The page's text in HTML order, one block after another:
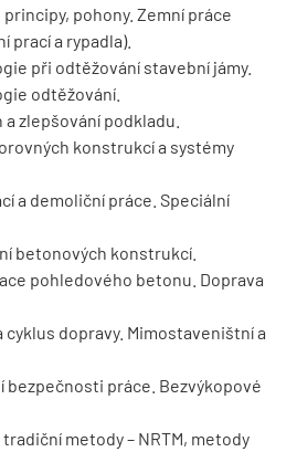
pohony. Zemní práce
prací a rypadla).
při odtěžování stavební jámy.
odtěžování.
zlepšování podkladu.
konstrukcí a systémy
a demoliční práce. Speciální
betonových konstrukcí.
pohledového betonu. Doprava
dopravy. Mimostaveništní a
bezpečnosti práce. Bezvýkopové
metody – NRTM, metody